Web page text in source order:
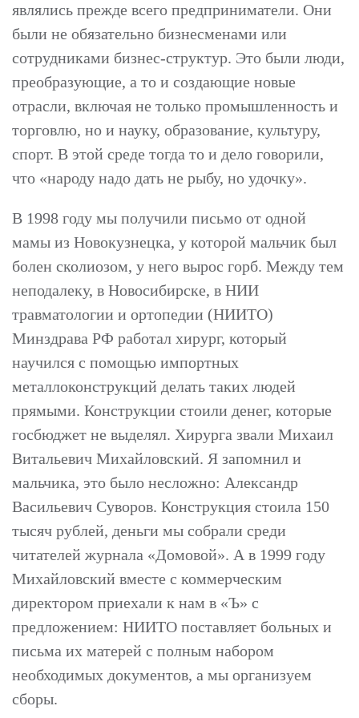
являлись прежде всего предприниматели. Они
были не обязательно бизнесменами или
сотрудниками бизнес-структур. Это были люди,
преобразующие, а то и создающие новые
отрасли, включая не только промышленность и
торговлю, но и науку, образование, культуру,
спорт. В этой среде тогда то и дело говорили,
что «народу надо дать не рыбу, но удочку».
В 1998 году мы получили письмо от одной
мамы из Новокузнецка, у которой мальчик был
болен сколиозом, у него вырос горб. Между тем
неподалеку, в Новосибирске, в НИИ
травматологии и ортопедии (НИИТО)
Минздрава РФ работал хирург, который
научился с помощью импортных
металлоконструкций делать таких людей
прямыми. Конструкции стоили денег, которые
госбюджет не выделял. Хирурга звали Михаил
Витальевич Михайловский. Я запомнил и
мальчика, это было несложно: Александр
Васильевич Суворов. Конструкция стоила 150
тысяч рублей, деньги мы собрали среди
читателей журнала «Домовой». А в 1999 году
Михайловский вместе с коммерческим
директором приехали к нам в «Ъ» с
предложением: НИИТО поставляет больных и
письма их матерей с полным набором
необходимых документов, а мы организуем
сборы.